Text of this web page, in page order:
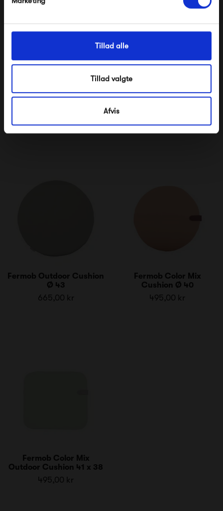
Tillad alle
Tillad valgte
Afvis
Fermob Protective Cover
Fermob Outdoor Cushion
Fermob Outdoor Cushion
Ø 43
665,00 kr
Fermob Color Mix
Cushion Ø 40
495,00 kr
Fermob Color Mix
Outdoor Cushion 41 x 38
495,00 kr